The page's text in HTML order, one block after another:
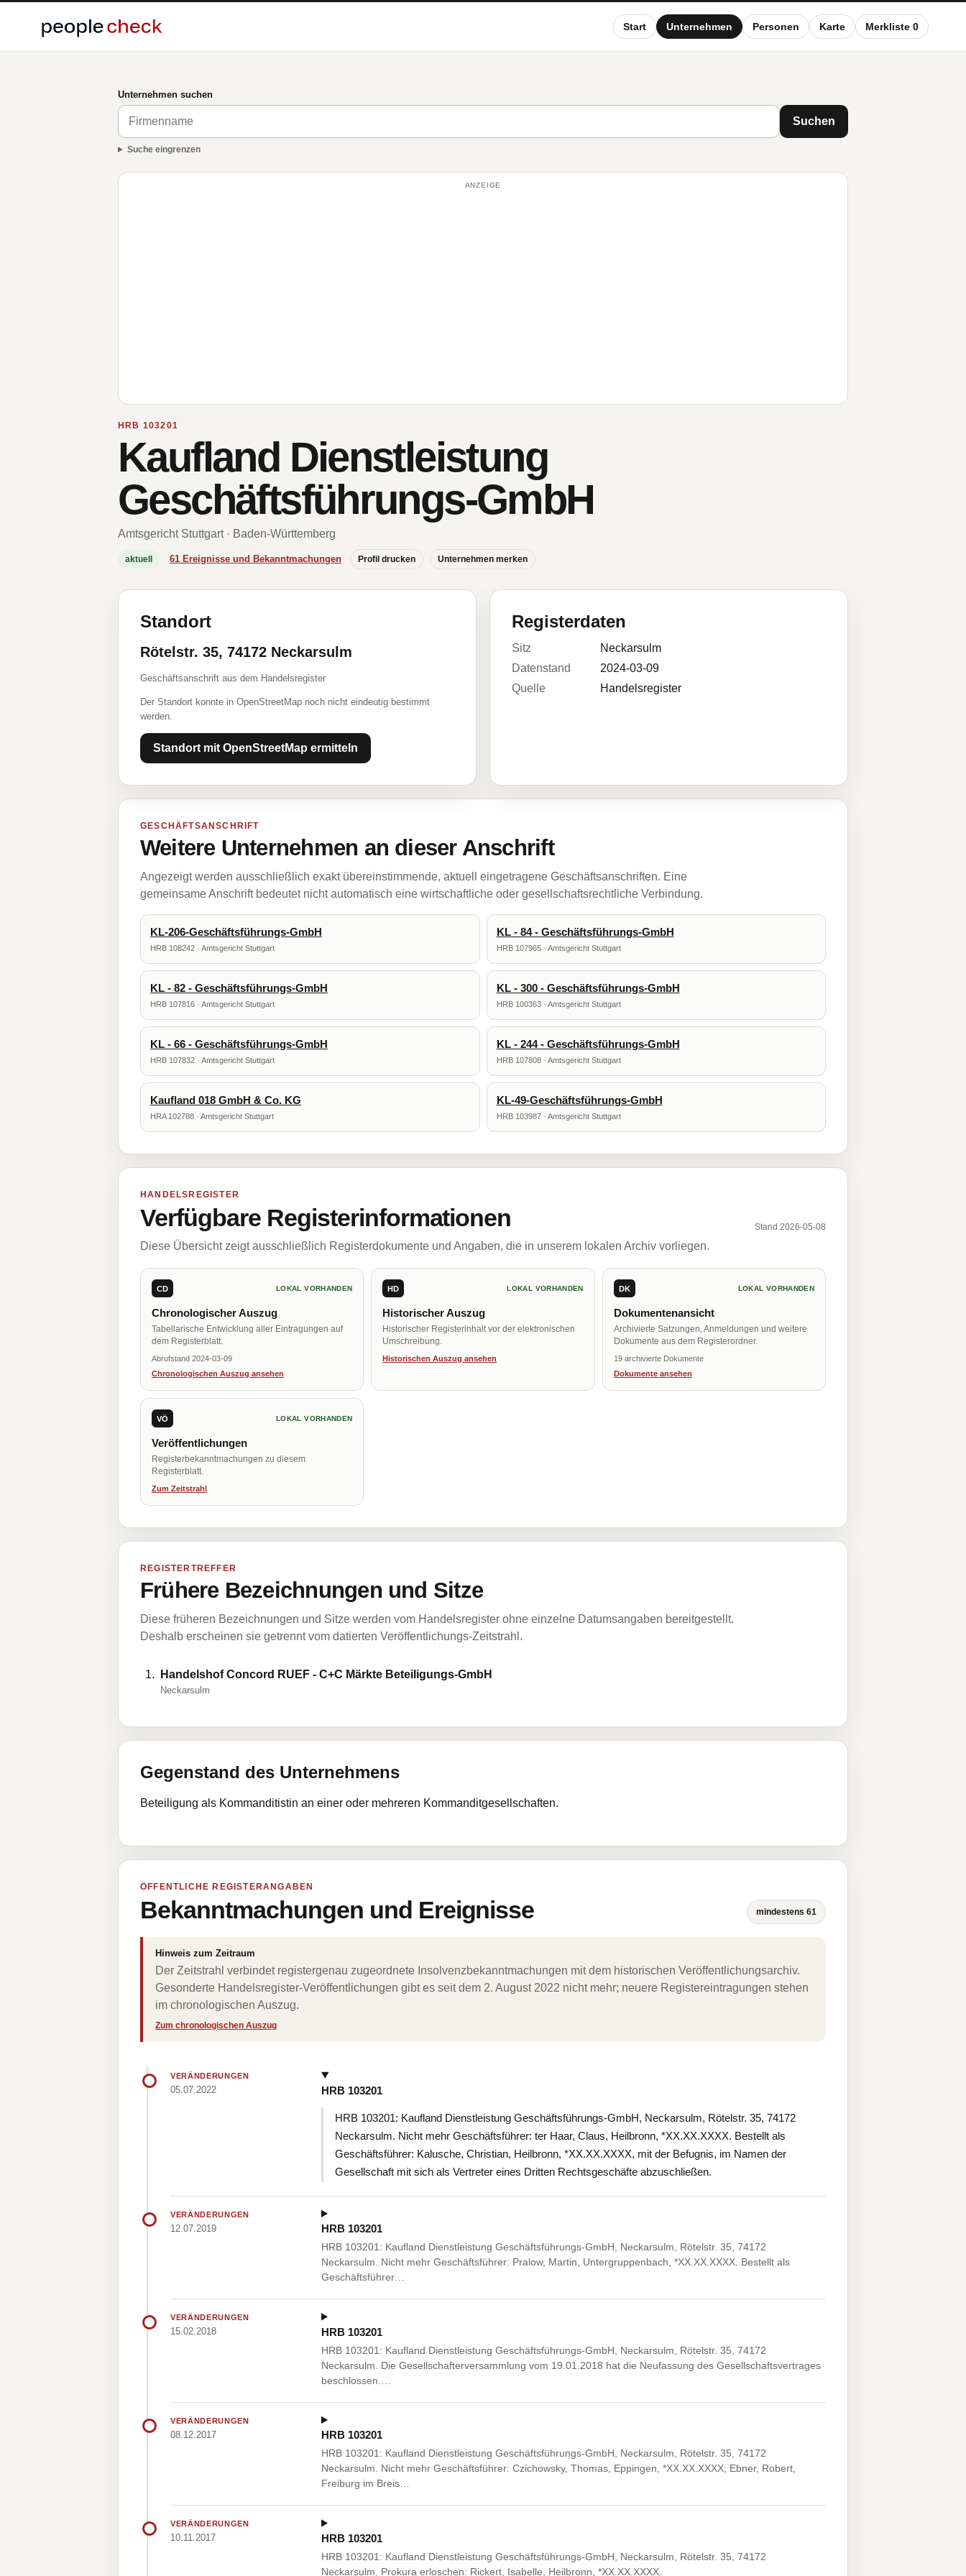
Start Unternehmen Personen Karte Merkliste 0
Unternehmen suchen
Suchen
Suche eingrenzen
ANZEIGE
HRB 103201
Kaufland Dienstleistung
Geschäftsführungs-GmbH
Amtsgericht Stuttgart · Baden-Württemberg
aktuell 61 Ereignisse und Bekanntmachungen Profil drucken Unternehmen merken
Standort
Rötelstr. 35, 74172 Neckarsulm
Geschäftsanschrift aus dem Handelsregister
Der Standort konnte in OpenStreetMap noch nicht eindeutig bestimmt
werden.
Standort mit OpenStreetMap ermitteln
Registerdaten
Sitz
Neckarsulm
Datenstand
2024-03-09
Quelle
Handelsregister
GESCHÄFTSANSCHRIFT
Weitere Unternehmen an dieser Anschrift
Angezeigt werden ausschließlich exakt übereinstimmende, aktuell eingetragene Geschäftsanschriften. Eine
gemeinsame Anschrift bedeutet nicht automatisch eine wirtschaftliche oder gesellschaftsrechtliche Verbindung.
KL-206-Geschäftsführungs-GmbH
HRB 108242 · Amtsgericht Stuttgart
KL - 84 - Geschäftsführungs-GmbH
HRB 107965 · Amtsgericht Stuttgart
KL - 82 - Geschäftsführungs-GmbH
HRB 107816 · Amtsgericht Stuttgart
KL - 300 - Geschäftsführungs-GmbH
HRB 100363 · Amtsgericht Stuttgart
KL - 66 - Geschäftsführungs-GmbH
HRB 107832 · Amtsgericht Stuttgart
KL - 244 - Geschäftsführungs-GmbH
HRB 107808 · Amtsgericht Stuttgart
Kaufland 018 GmbH & Co. KG
HRA 102788 · Amtsgericht Stuttgart
KL-49-Geschäftsführungs-GmbH
HRB 103987 · Amtsgericht Stuttgart
HANDELSREGISTER
Verfügbare Registerinformationen Stand 2026-05-08
Diese Übersicht zeigt ausschließlich Registerdokumente und Angaben, die in unserem lokalen Archiv vorliegen.
CD LOKAL VORHANDEN
Chronologischer Auszug
Tabellarische Entwicklung aller Eintragungen auf
dem Registerblatt.
Abrufstand 2024-03-09
Chronologischen Auszug ansehen
HD LOKAL VORHANDEN
Historischer Auszug
Historischer Registerinhalt vor der elektronischen
Umschreibung.
Historischen Auszug ansehen
DK LOKAL VORHANDEN
Dokumentenansicht
Archivierte Satzungen, Anmeldungen und weitere
Dokumente aus dem Registerordner.
19 archivierte Dokumente
Dokumente ansehen
VÖ LOKAL VORHANDEN
Veröffentlichungen
Registerbekanntmachungen zu diesem
Registerblatt.
Zum Zeitstrahl
REGISTERTREFFER
Frühere Bezeichnungen und Sitze
Diese früheren Bezeichnungen und Sitze werden vom Handelsregister ohne einzelne Datumsangaben bereitgestellt.
Deshalb erscheinen sie getrennt vom datierten Veröffentlichungs-Zeitstrahl.
Handelshof Concord RUEF - C+C Märkte Beteiligungs-GmbH
Neckarsulm
Gegenstand des Unternehmens
Beteiligung als Kommanditistin an einer oder mehreren Kommanditgesellschaften.
ÖFFENTLICHE REGISTERANGABEN
Bekanntmachungen und Ereignisse mindestens 61
Hinweis zum Zeitraum
Der Zeitstrahl verbindet registergenau zugeordnete Insolvenzbekanntmachungen mit dem historischen Veröffentlichungsarchiv.
Gesonderte Handelsregister-Veröffentlichungen gibt es seit dem 2. August 2022 nicht mehr; neuere Registereintragungen stehen
im chronologischen Auszug.
Zum chronologischen Auszug
VERÄNDERUNGEN
05.07.2022 HRB 103201
HRB 103201: Kaufland Dienstleistung Geschäftsführungs-GmbH, Neckarsulm, Rötelstr. 35, 74172
Neckarsulm. Nicht mehr Geschäftsführer: ter Haar, Claus, Heilbronn, *XX.XX.XXXX. Bestellt als
Geschäftsführer: Kalusche, Christian, Heilbronn, *XX.XX.XXXX, mit der Befugnis, im Namen der
Gesellschaft mit sich als Vertreter eines Dritten Rechtsgeschäfte abzuschließen.
VERÄNDERUNGEN
12.07.2019 HRB 103201
HRB 103201: Kaufland Dienstleistung Geschäftsführungs-GmbH, Neckarsulm, Rötelstr. 35, 74172
Neckarsulm. Nicht mehr Geschäftsführer: Pralow, Martin, Untergruppenbach, *XX.XX.XXXX. Bestellt als
Geschäftsführer…
VERÄNDERUNGEN
15.02.2018 HRB 103201
HRB 103201: Kaufland Dienstleistung Geschäftsführungs-GmbH, Neckarsulm, Rötelstr. 35, 74172
Neckarsulm. Die Gesellschafterversammlung vom 19.01.2018 hat die Neufassung des Gesellschaftsvertrages
beschlossen.…
VERÄNDERUNGEN
08.12.2017 HRB 103201
HRB 103201: Kaufland Dienstleistung Geschäftsführungs-GmbH, Neckarsulm, Rötelstr. 35, 74172
Neckarsulm. Nicht mehr Geschäftsführer: Czichowsky, Thomas, Eppingen, *XX.XX.XXXX; Ebner, Robert,
Freiburg im Breis…
VERÄNDERUNGEN
10.11.2017 HRB 103201
HRB 103201: Kaufland Dienstleistung Geschäftsführungs-GmbH, Neckarsulm, Rötelstr. 35, 74172
Neckarsulm. Prokura erloschen: Rickert, Isabelle, Heilbronn, *XX.XX.XXXX.